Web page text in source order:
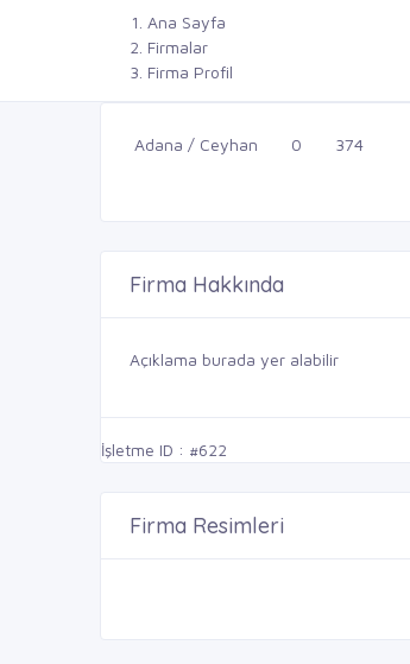
Ana Sayfa
Firmalar
Firma Profil
Adana / Ceyhan 0 374
Firma Hakkında
Açıklama burada yer alabilir
İşletme ID : #622
Firma Resimleri